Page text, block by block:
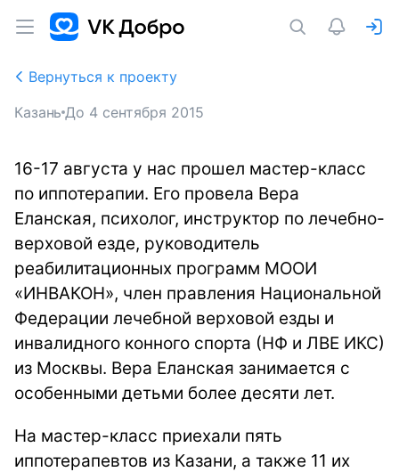
Вернуться к проекту
Казань До 4 сентября 2015
16-17 августа у нас прошел мастер-класс
по иппотерапии. Его провела Вера
Еланская, психолог, инструктор по лечебно-
верховой езде, руководитель
реабилитационных программ МООИ
«ИНВАКОН», член правления Национальной
Федерации лечебной верховой езды и
инвалидного конного спорта (НФ и ЛВЕ ИКС)
из Москвы. Вера Еланская занимается с
особенными детьми более десяти лет.
На мастер-класс приехали пять
иппотерапевтов из Казани, а также 11 их